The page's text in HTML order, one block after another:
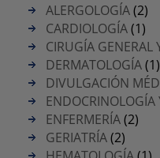
ALERGOLOGÍA(2)
CARDIOLOGÍA(1)
CIRUGÍA GENERAL
DERMATOLOGÍA(1)
DIVULGACIÓN
ENDOCRINOLOGÍA
ENFERMERÍA(2)
GERIATRÍA(2)